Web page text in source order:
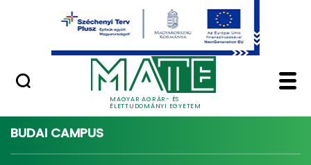
Ugrás a fő tartalomhoz
MAGYAR AGRÁR- ÉS
ÉLETTUDOMÁNYI EGYETEM
Minőségügy
Home - Magyar
BUDAI CAMPUS